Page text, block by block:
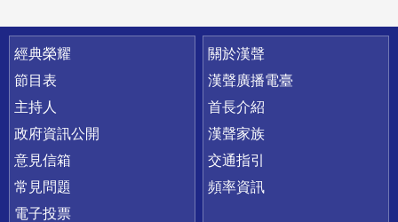
快速連結
經典榮耀
節目表
主持人
政府資訊公開
意見信箱
常見問題
電子投票
關於漢聲
漢聲廣播電臺
首長介紹
漢聲家族
交通指引
頻率資訊